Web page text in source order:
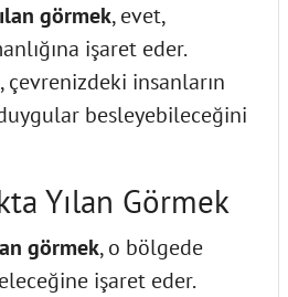
görmek, evet,
işaret eder.
çevrenizdeki insanların
besleyebileceğini
Yılan Görmek
görmek, o bölgede
işaret eder.